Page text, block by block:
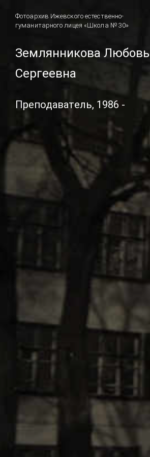
Фотоархив Ижевского естественно-
гуманитарного лицея «Школа № 30»
Землянникова Любовь
Сергеевна
Преподаватель, 1986 -